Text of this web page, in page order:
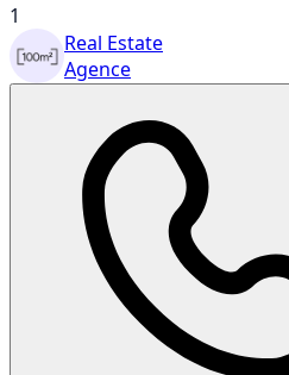
1
Real Estate
Agence